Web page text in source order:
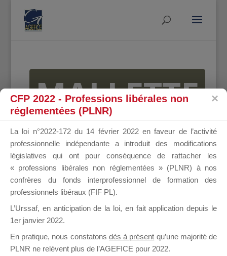
MALLETTE
DU
DIRIGEANT
il y a un mois
CFP 2022 - Professions libérales non
réglementées (PLNR)
La loi n°2022-172 du 14 février 2022 en faveur de l’activité
professionnelle indépendante a introduit des modifications
législatives qui ont pour conséquence de rattacher les
« professions libérales non réglementées » (PLNR) à nos
confrères du fonds interprofessionnel de formation des
professionnels libéraux (FIF PL).
L’Urssaf, en anticipation de la loi, en fait application depuis le
1er janvier 2022.
En pratique, nous constatons dès à présent qu’une majorité de
PLNR ne relèvent plus de l’AGEFICE pour 2022.